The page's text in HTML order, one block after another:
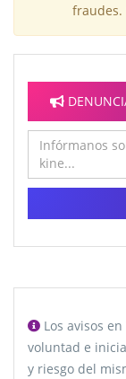
fraudes.
Los avisos
voluntad e
y riesgo del